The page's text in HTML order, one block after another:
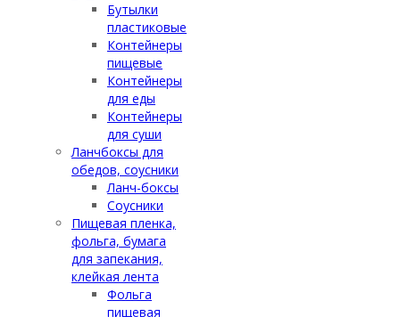
Бутылки
пластиковые
Контейнеры
пищевые
Контейнеры
для еды
Контейнеры
для суши
Ланчбоксы для
обедов, соусники
Ланч-боксы
Соусники
Пищевая пленка,
фольга, бумага
для запекания,
клейкая лента
Фольга
пищевая